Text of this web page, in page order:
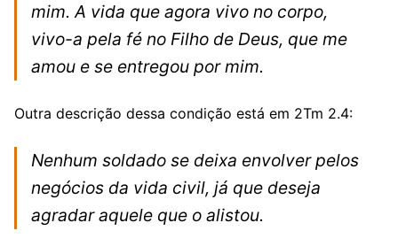
mim. A vida que agora vivo no corpo,
vivo-a pela fé no Filho de Deus, que me
amou e se entregou por mim.
Outra descrição dessa condição está em 2Tm 2.4:
Nenhum soldado se deixa envolver pelos
negócios da vida civil, já que deseja
agradar aquele que o alistou.